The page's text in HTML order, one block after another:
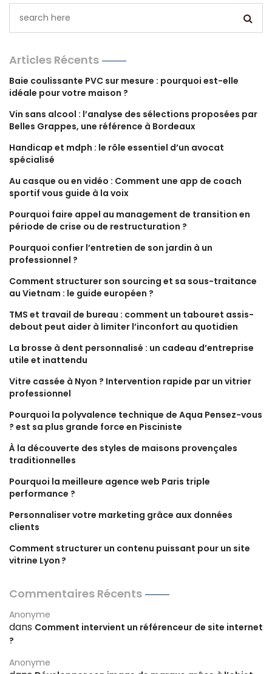
Articles Récents
Baie coulissante PVC sur mesure : pourquoi est-elle
idéale pour votre maison ?
Vin sans alcool : l’analyse des sélections proposées par
Belles Grappes, une référence à Bordeaux
Handicap et mdph : le rôle essentiel d’un avocat
spécialisé
Au casque ou en vidéo : Comment une app de coach
sportif vous guide à la voix
Pourquoi faire appel au management de transition en
période de crise ou de restructuration ?
Pourquoi confier l’entretien de son jardin à un
professionnel ?
Comment structurer son sourcing et sa sous-traitance
au Vietnam : le guide européen ?
TMS et travail de bureau : comment un tabouret assis-
debout peut aider à limiter l’inconfort au quotidien
La brosse à dent personnalisé : un cadeau d’entreprise
utile et inattendu
Vitre cassée à Nyon ? Intervention rapide par un vitrier
professionnel
Pourquoi la polyvalence technique de Aqua Pensez-vous
? est sa plus grande force en Pisciniste
À la découverte des styles de maisons provençales
traditionnelles
Pourquoi la meilleure agence web Paris triple
performance ?
Personnaliser votre marketing grâce aux données
clients
Comment structurer un contenu puissant pour un site
vitrine Lyon ?
Commentaires Récents
Anonyme
dans Comment intervient un référenceur de site internet
?
Anonyme